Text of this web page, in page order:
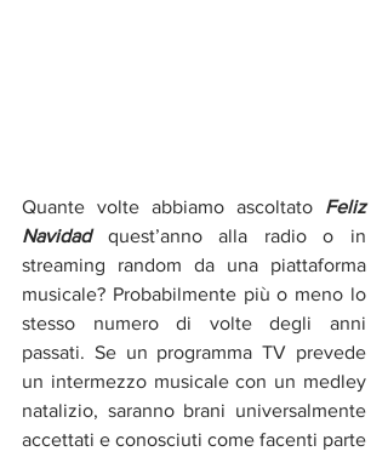
Quante volte abbiamo ascoltato Feliz
Navidad quest’anno alla radio o in
streaming random da una piattaforma
musicale? Probabilmente più o meno lo
stesso numero di volte degli anni
passati. Se un programma TV prevede
un intermezzo musicale con un medley
natalizio, saranno brani universalmente
accettati e conosciuti come facenti parte